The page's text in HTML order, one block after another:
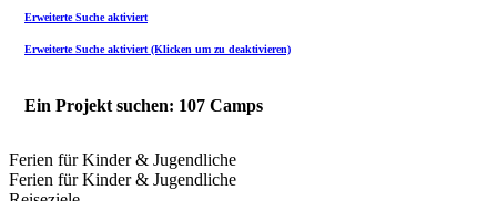
Erweiterte Suche aktiviert
Erweiterte Suche aktiviert (Klicken um zu deaktivieren)
Ein Projekt suchen: 107 Camps
Ferien für Kinder & Jugendliche
Ferien für Kinder & Jugendliche